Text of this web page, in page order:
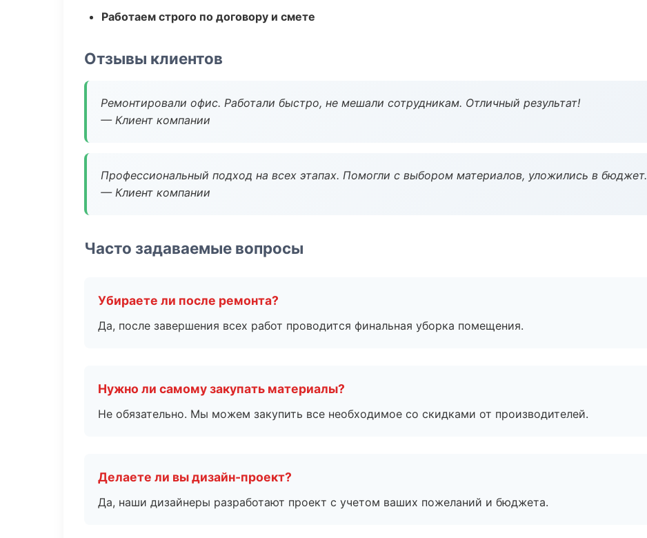
Работаем строго по договору и смете
Отзывы клиентов
Ремонтировали офис. Работали быстро, не мешали сотрудникам. Отличный результат!
— Клиент компании
Профессиональный подход на всех этапах. Помогли с выбором материалов, уложились в бюджет.
— Клиент компании
Часто задаваемые вопросы
Убираете ли после ремонта?
Да, после завершения всех работ проводится финальная уборка помещения.
Нужно ли самому закупать материалы?
Не обязательно. Мы можем закупить все необходимое со скидками от производителей.
Делаете ли вы дизайн-проект?
Да, наши дизайнеры разработают проект с учетом ваших пожеланий и бюджета.